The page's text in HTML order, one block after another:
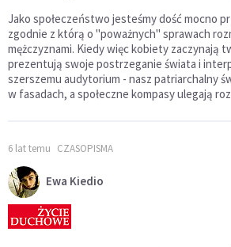
Jako społeczeństwo jesteśmy dość mocno
zgodnie z którą o "poważnych" sprawach
mężczyznami. Kiedy więc kobiety zaczynają
prezentują swoje postrzeganie świata i
szerszemu audytorium - nasz patriarchalny
w fasadach, a społeczne kompasy ulegają
6 lat temu CZASOPISMA
Ewa Kiedio